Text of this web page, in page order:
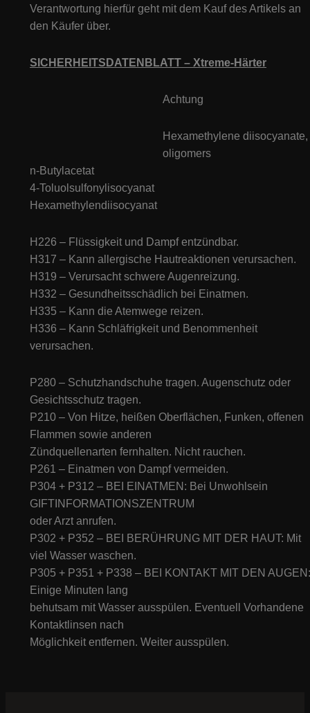
Verantwortung hierfür geht mit dem Kauf des Artikels an
den Käufer über.
SICHERHEITSDATENBLATT – Xtreme-Härter
Achtung
Hexamethylene diisocyanate,
oligomers
n-Butylacetat
4-Toluolsulfonylisocyanat
Hexamethylendiisocyanat
H226 – Flüssigkeit und Dampf entzündbar.
H317 – Kann allergische Hautreaktionen verursachen.
H319 – Verursacht schwere Augenreizung.
H332 – Gesundheitsschädlich bei Einatmen.
H335 – Kann die Atemwege reizen.
H336 – Kann Schläfrigkeit und Benommenheit
verursachen.
P280 – Schutzhandschuhe tragen. Augenschutz oder
Gesichtsschutz tragen.
P210 – Von Hitze, heißen Oberflächen, Funken, offenen
Flammen sowie anderen
Zündquellenarten fernhalten. Nicht rauchen.
P261 – Einatmen von Dampf vermeiden.
P304 + P312 – BEI EINATMEN: Bei Unwohlsein
GIFTINFORMATIONSZENTRUM
oder Arzt anrufen.
P302 + P352 – BEI BERÜHRUNG MIT DER HAUT: Mit
viel Wasser waschen.
P305 + P351 + P338 – BEI KONTAKT MIT DEN AUGEN:
Einige Minuten lang
behutsam mit Wasser ausspülen. Eventuell Vorhandene
Kontaktlinsen nach
Möglichkeit entfernen. Weiter ausspülen.